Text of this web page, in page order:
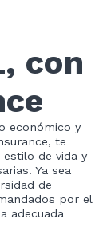
con
económico y
te
de vida y
Ya sea
de
por el
adecuada